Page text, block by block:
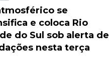
se
e coloca Rio
do Sul sob alerta de
nesta terça